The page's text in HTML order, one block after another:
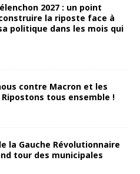
2027 : un point
la riposte face à
politique dans les mois qui
contre Macron et les
tous ensemble !
la Gauche Révolutionnaire
tour des municipales